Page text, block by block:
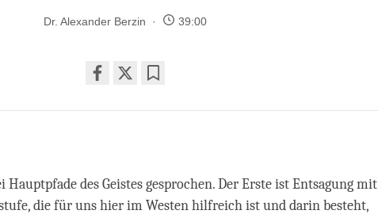
Dr. Alexander Berzin 39:00
on
des Geistes gesprochen. Der Erste ist Entsagung mit
die für uns hier im Westen hilfreich ist und darin besteht,